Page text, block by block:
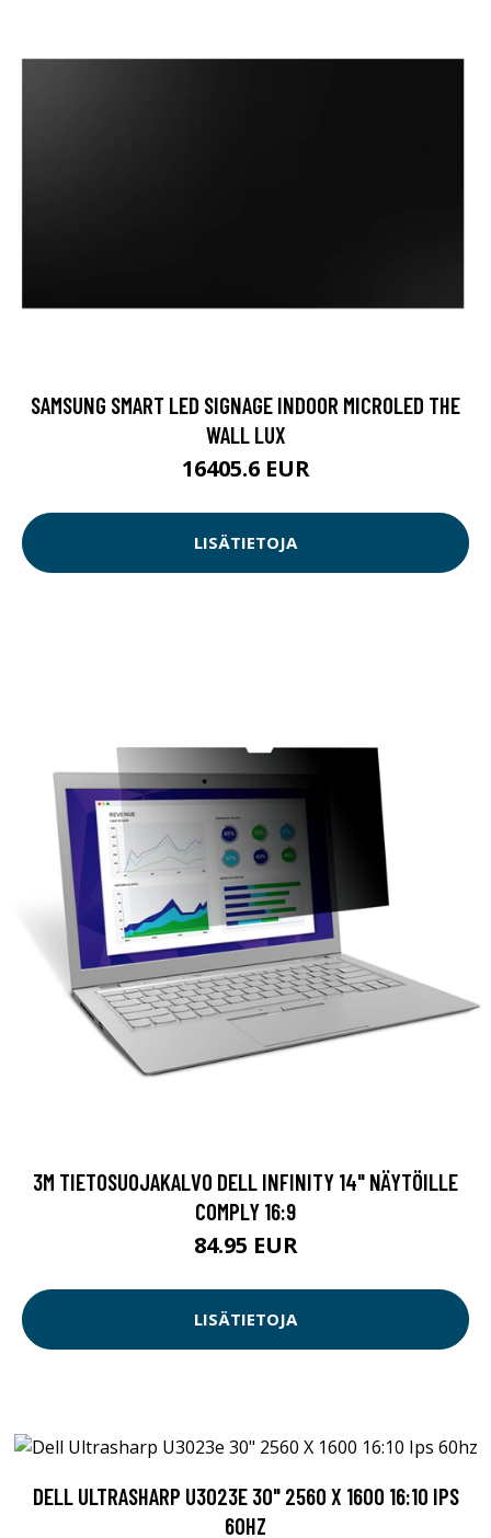
SAMSUNG SMART LED SIGNAGE INDOOR MICROLED THE
WALL LUX
16405.6 EUR
LISÄTIETOJA
3M TIETOSUOJAKALVO DELL INFINITY 14" NÄYTÖILLE
COMPLY 16:9
84.95 EUR
LISÄTIETOJA
DELL ULTRASHARP U3023E 30" 2560 X 1600 16:10 IPS
60HZ